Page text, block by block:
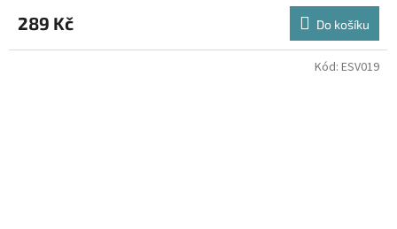
289 Kč Do košíku
Kód: ESV019